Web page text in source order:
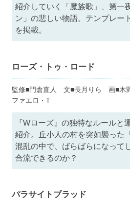
紹介していく「魔族歌」、第一
ン」の悲しい物語。テンプレー
を掲載。
ローズ・トゥ・ロード
監修■門倉直人 文■長月りら 画■木
ファエロ・T
『Wローズ』の独特なルールと
紹介。丘小人の村を突如襲った
混乱の中で、ばらばらになって
合流できるのか？
パラサイトブラッド